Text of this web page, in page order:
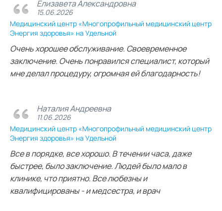
Елизавета Александровна
15.06.2026
Медицинский центр «Многопрофильный медицинский центр
Энергия здоровья» на Удельной
Очень хорошее обслуживание. Своевременное
заключение. Очень понравился специалист, который
мне делал процедуру, огромная ей благодарность!
Наталия Андреевна
11.06.2026
Медицинский центр «Многопрофильный медицинский центр
Энергия здоровья» на Удельной
Все в порядке, все хорошо. В течении часа, даже
быстрее, было заключение. Людей было мало в
клинике, что приятно. Все любезны и
квалифицированы - и медсестра, и врач